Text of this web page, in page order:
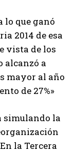
lo que ganó
2014 de esa
vista de los
alcanzó a
mayor al año
de 27%»
simulando la
la Tercera